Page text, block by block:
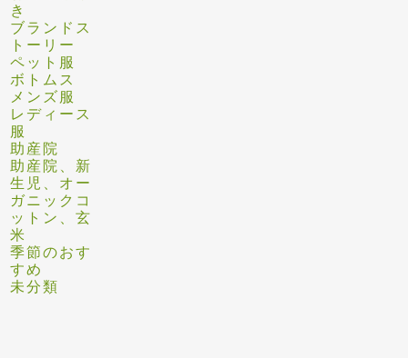
き
ブランドス
トーリー
ペット服
ボトムス
メンズ服
レディース
服
助産院
助産院、新
生児、オー
ガニックコ
ットン、玄
米
季節のおす
すめ
未分類